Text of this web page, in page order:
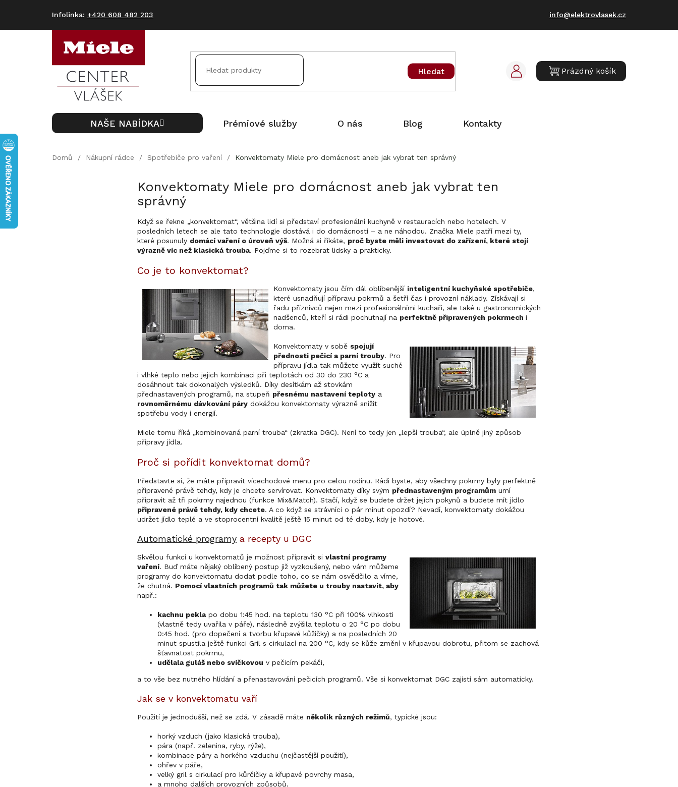
+420 608 482 203 info@elektrovlasek.cz
Hledat
NÁKUPNÍ
Prázdný košík
NAŠE NABÍDKA Prémiové služby O nás Blog Kontakty
Domů / Nákupní rádce / Spotřebiče pro vaření / Konvektomaty Miele pro domácnost aneb jak vybrat ten správný
Konvektomaty Miele pro domácnost aneb jak vybrat ten
správný
Když se řekne „konvektomat“, většina lidí si představí profesionální kuchyně v restauracích nebo hotelech. V
posledních letech se ale tato technologie dostává i do domácností – a ne náhodou. Značka Miele patří mezi ty,
které posunuly domácí vaření o úroveň výš. Možná si říkáte, proč byste měli investovat do zařízení, které stojí
výrazně víc než klasická trouba. Pojďme si to rozebrat lidsky a prakticky.
Co je to konvektomat?
Konvektomaty jsou čím dál oblíbenější inteligentní kuchyňské spotřebiče,
které usnadňují přípravu pokrmů a šetří čas i provozní náklady. Získávají si
řadu příznivců nejen mezi profesionálními kuchaři, ale také u gastronomických
nadšenců, kteří si rádi pochutnají na perfektně připravených pokrmech i
doma.
Konvektomaty v sobě spojují
přednosti pečicí a parní trouby. Pro
přípravu jídla tak můžete využít suché
i vlhké teplo nebo jejich kombinaci při teplotách od 30 do 230 °C a
dosáhnout tak dokonalých výsledků. Díky desítkám až stovkám
přednastavených programů, na stupeň přesnému nastavení teploty a
rovnoměrnému dávkování páry dokážou konvektomaty výrazně snížit
spotřebu vody i energií.
Miele tomu říká „kombinovaná parní trouba“ (zkratka DGC). Není to tedy jen „lepší trouba“, ale úplně jiný způsob
přípravy jídla.
Proč si pořídit konvektomat domů?
Představte si, že máte připravit vícechodové menu pro celou rodinu. Rádi byste, aby všechny pokrmy byly perfektně
připravené právě tehdy, kdy je chcete servírovat. Konvektomaty díky svým přednastaveným programům umí
připravit až tři pokrmy najednou (funkce Mix&Match). Stačí, když se budete držet jejich pokynů a budete mít jídlo
připravené právě tehdy, kdy chcete. A co když se strávníci o pár minut opozdí? Nevadí, konvektomaty dokážou
udržet jídlo teplé a ve stoprocentní kvalitě ještě 15 minut od té doby, kdy je hotové.
Automatické programy a recepty u DGC
Skvělou funkcí u konvektomatů je možnost připravit si vlastní programy
vaření. Buď máte nějaký oblíbený postup již vyzkoušený, nebo vám můžeme
programy do konvektomatu dodat podle toho, co se nám osvědčilo a víme,
že chutná. Pomocí vlastních programů tak můžete u trouby nastavit, aby
např.:
kachnu peklapo dobu 1:45 hod. na teplotu 130 °C při 100% vlhkosti
(vlastně tedy uvařila v páře), následně zvýšila teplotu o 20 °C po dobu
0:45 hod. (pro dopečení a tvorbu křupavé kůžičky) a na posledních 20
minut spustila ještě funkci Gril s cirkulací na 200 °C, kdy se kůže změní v křupavou dobrotu, přitom se zachová
šťavnatost pokrmu,
udělala guláš nebo svíčkovou v pečicím pekáči,
a to vše bez nutného hlídání a přenastavování pečicích programů. Vše si konvektomat DGC zajistí sám automaticky.
Jak se v konvektomatu vaří
Použití je jednodušší, než se zdá. V zásadě máte několik různých režimů, typické jsou:
horký vzduch (jako klasická trouba),
pára (např. zelenina, ryby, rýže),
kombinace páry a horkého vzduchu (nejčastější použití),
ohřev v páře,
velký gril s cirkulací pro kůrčičky a křupavé povrchy masa,
a mnoho dalších provozních způsobů.